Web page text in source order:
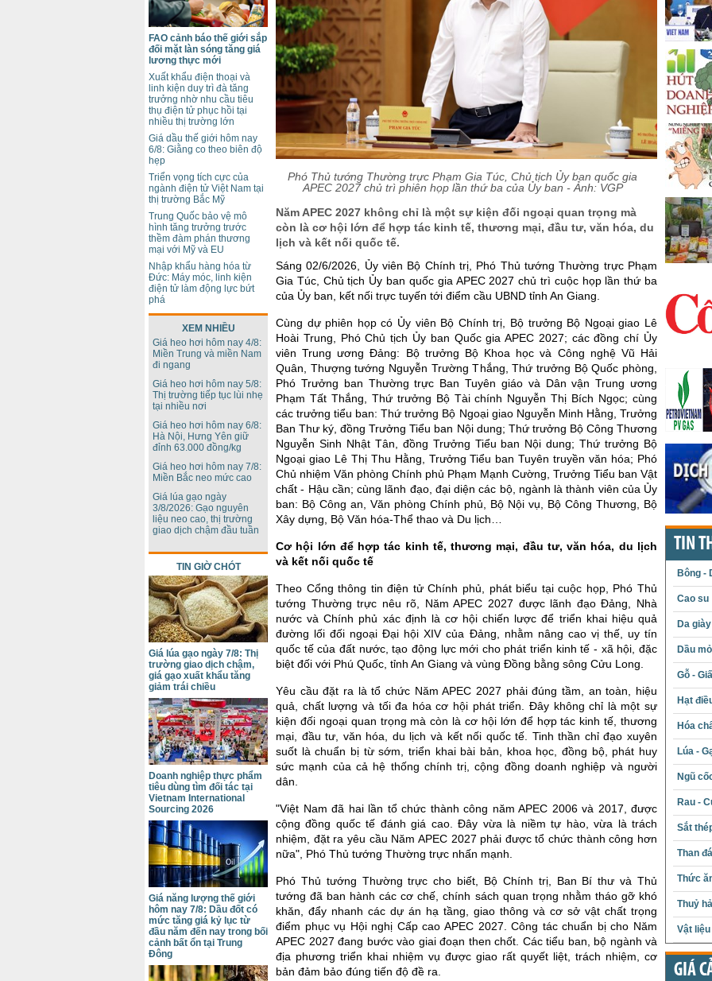
Phó Thủ tướng Thường trực Phạm Gia Túc, Chủ tịch Ủy ban quốc gia
APEC 2027 chủ trì phiên họp lần thứ ba của Ủy ban - Ảnh: VGP
Năm APEC 2027 không chỉ là một sự kiện đối ngoại quan trọng mà
còn là cơ hội lớn để hợp tác kinh tế, thương mại, đầu tư, văn hóa, du
lịch và kết nối quốc tế.
Sáng 02/6/2026, Ủy viên Bộ Chính trị, Phó Thủ tướng Thường trực Phạm
Gia Túc, Chủ tịch Ủy ban quốc gia APEC 2027 chủ trì cuộc họp lần thứ ba
của Ủy ban, kết nối trực tuyến tới điểm cầu UBND tỉnh An Giang.
Cùng dự phiên họp có Ủy viên Bộ Chính trị, Bộ trưởng Bộ Ngoại giao Lê
Hoài Trung, Phó Chủ tịch Ủy ban Quốc gia APEC 2027; các đồng chí Ủy
viên Trung ương Đảng: Bộ trưởng Bộ Khoa học và Công nghệ Vũ Hải
Quân, Thượng tướng Nguyễn Trường Thắng, Thứ trưởng Bộ Quốc phòng,
Phó Trưởng ban Thường trực Ban Tuyên giáo và Dân vận Trung ương
Phạm Tất Thắng, Thứ trưởng Bộ Tài chính Nguyễn Thị Bích Ngọc; cùng
các trưởng tiểu ban: Thứ trưởng Bộ Ngoại giao Nguyễn Minh Hằng, Trưởng
Ban Thư ký, đồng Trưởng Tiểu ban Nội dung; Thứ trưởng Bộ Công Thương
Nguyễn Sinh Nhật Tân, đồng Trưởng Tiểu ban Nội dung; Thứ trưởng Bộ
Ngoại giao Lê Thị Thu Hằng, Trưởng Tiểu ban Tuyên truyền văn hóa; Phó
Chủ nhiệm Văn phòng Chính phủ Phạm Mạnh Cường, Trưởng Tiểu ban Vật
chất - Hậu cần; cùng lãnh đạo, đại diện các bộ, ngành là thành viên của Ủy
ban: Bộ Công an, Văn phòng Chính phủ, Bộ Nội vụ, Bộ Công Thương, Bộ
Xây dựng, Bộ Văn hóa-Thể thao và Du lịch…
Cơ hội lớn để hợp tác kinh tế, thương mại, đầu tư, văn hóa, du lịch
và kết nối quốc tế
Theo Cổng thông tin điện tử Chính phủ, phát biểu tại cuộc họp, Phó Thủ
tướng Thường trực nêu rõ, Năm APEC 2027 được lãnh đạo Đảng, Nhà
nước và Chính phủ xác định là cơ hội chiến lược để triển khai hiệu quả
đường lối đối ngoại Đại hội XIV của Đảng, nhằm nâng cao vị thế, uy tín
quốc tế của đất nước, tạo động lực mới cho phát triển kinh tế - xã hội, đặc
biệt đối với Phú Quốc, tỉnh An Giang và vùng Đồng bằng sông Cửu Long.
Yêu cầu đặt ra là tổ chức Năm APEC 2027 phải đúng tầm, an toàn, hiệu
quả, chất lượng và tối đa hóa cơ hội phát triển. Đây không chỉ là một sự
kiện đối ngoại quan trọng mà còn là cơ hội lớn để hợp tác kinh tế, thương
mại, đầu tư, văn hóa, du lịch và kết nối quốc tế. Tinh thần chỉ đạo xuyên
suốt là chuẩn bị từ sớm, triển khai bài bản, khoa học, đồng bộ, phát huy
sức mạnh của cả hệ thống chính trị, cộng đồng doanh nghiệp và người
dân.
"Việt Nam đã hai lần tổ chức thành công năm APEC 2006 và 2017, được
cộng đồng quốc tế đánh giá cao. Đây vừa là niềm tự hào, vừa là trách
nhiệm, đặt ra yêu cầu Năm APEC 2027 phải được tổ chức thành công hơn
nữa", Phó Thủ tướng Thường trực nhấn mạnh.
Phó Thủ tướng Thường trực cho biết, Bộ Chính trị, Ban Bí thư và Thủ
tướng đã ban hành các cơ chế, chính sách quan trọng nhằm tháo gỡ khó
khăn, đẩy nhanh các dự án hạ tầng, giao thông và cơ sở vật chất trọng
điểm phục vụ Hội nghị Cấp cao APEC 2027. Công tác chuẩn bị cho Năm
APEC 2027 đang bước vào giai đoạn then chốt. Các tiểu ban, bộ ngành và
địa phương triển khai nhiệm vụ được giao rất quyết liệt, trách nhiệm, cơ
bản đảm bảo đúng tiến độ đề ra.
FAO cảnh báo thế giới sắp
đối mặt làn sóng tăng giá
lương thực mới
Xuất khẩu điện thoại và
linh kiện duy trì đà tăng
trưởng nhờ nhu cầu tiêu
thụ điện tử phục hồi tại
nhiều thị trường lớn
Giá dầu thế giới hôm nay
6/8: Giằng co theo biên độ
hẹp
Triển vọng tích cực của
ngành điện tử Việt Nam tại
thị trường Bắc Mỹ
Trung Quốc bảo vệ mô
hình tăng trưởng trước
thềm đàm phán thương
mại với Mỹ và EU
Nhập khẩu hàng hóa từ
Đức: Máy móc, linh kiện
điện tử làm động lực bứt
phá
XEM NHIỀU
Giá heo hơi hôm nay 4/8:
Miền Trung và miền Nam
đi ngang
Giá heo hơi hôm nay 5/8:
Thị trường tiếp tục lùi nhẹ
tại nhiều nơi
Giá heo hơi hôm nay 6/8:
Hà Nội, Hưng Yên giữ
đỉnh 63.000 đồng/kg
Giá heo hơi hôm nay 7/8:
Miền Bắc neo mức cao
Giá lúa gạo ngày
3/8/2026: Gạo nguyên
liệu neo cao, thị trường
giao dịch chậm đầu tuần
TIN GIỜ CHÓT
Giá lúa gạo ngày 7/8: Thị
trường giao dịch chậm,
giá gạo xuất khẩu tăng
giảm trái chiều
Doanh nghiệp thực phẩm
tiêu dùng tìm đối tác tại
Vietnam International
Sourcing 2026
Giá năng lượng thế giới
hôm nay 7/8: Dầu đốt có
mức tăng giá kỷ lục từ
đầu năm đến nay trong bối
cảnh bất ổn tại Trung
Đông
TIN
Bông -
Cao su
Da giày
Dầu
Gỗ -
Hạt
Hóa
Lúa -
Ngũ
Rau -
Sắt
Than đá
Thức
Thuỷ
Vật
GIÁ